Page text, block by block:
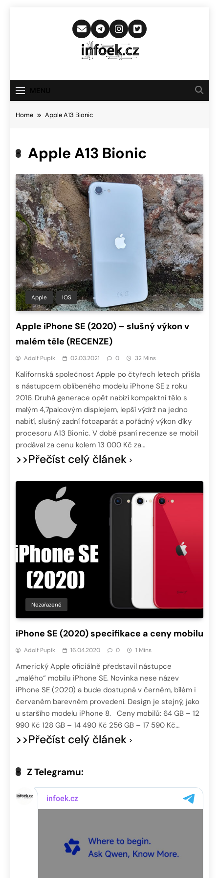
Infoek.cz
Novinkám
Home Apple A13 Bionic
Apple A13 Bionic
Apple IOS
Apple iPhone SE (2020) – slušný výkon v
malém těle (RECENZE)
Adolf Pupík 02.03.2021 0 32 Mins
Kalifornská společnost Apple po čtyřech letech přišla
s nástupcem oblíbeného modelu iPhone SE z roku
2016. Druhá generace opět nabízí kompaktní tělo s
malým 4,7palcovým displejem, lepší výdrž na jedno
nabití, slušný zadní fotoaparát a pořádný výkon díky
procesoru A13 Bionic. V době psaní recenze se mobil
prodával za cenu kolem 13 000 Kč za…
>>Přečíst celý článek
Nezařazené
iPhone SE (2020) specifikace a ceny mobilu
Adolf Pupík 16.04.2020 0 1 Mins
Americký Apple oficiálně představil nástupce
„malého“ mobilu iPhone SE. Novinka nese název
iPhone SE (2020) a bude dostupná v černém, bílém i
červeném barevném provedení. Design je stejný, jako
u staršího modelu iPhone 8. Ceny mobilů: 64 GB – 12
990 Kč 128 GB – 14 490 Kč 256 GB – 17 590 Kč…
>>Přečíst celý článek
Z Telegramu: